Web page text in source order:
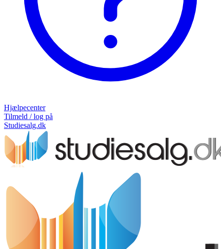
Hjælpecenter
Tilmeld / log på
Studiesalg.dk